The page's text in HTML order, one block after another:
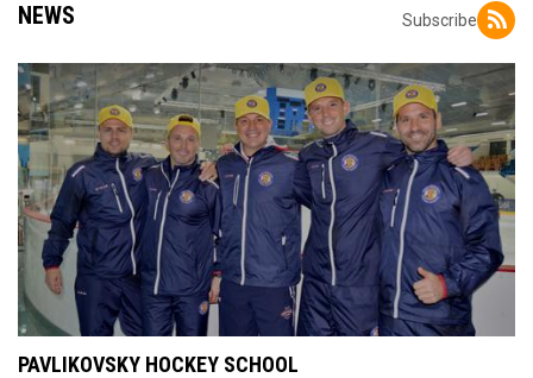
Subscribe
NEWS
PAVLIKOVSKY HOCKEY SCHOOL